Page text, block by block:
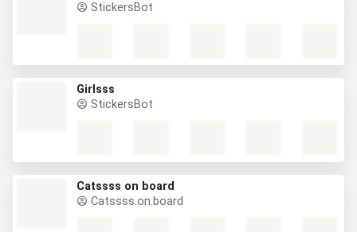
StickersBot
Girlsss
StickersBot
Catssss on board
Catssss.on.board